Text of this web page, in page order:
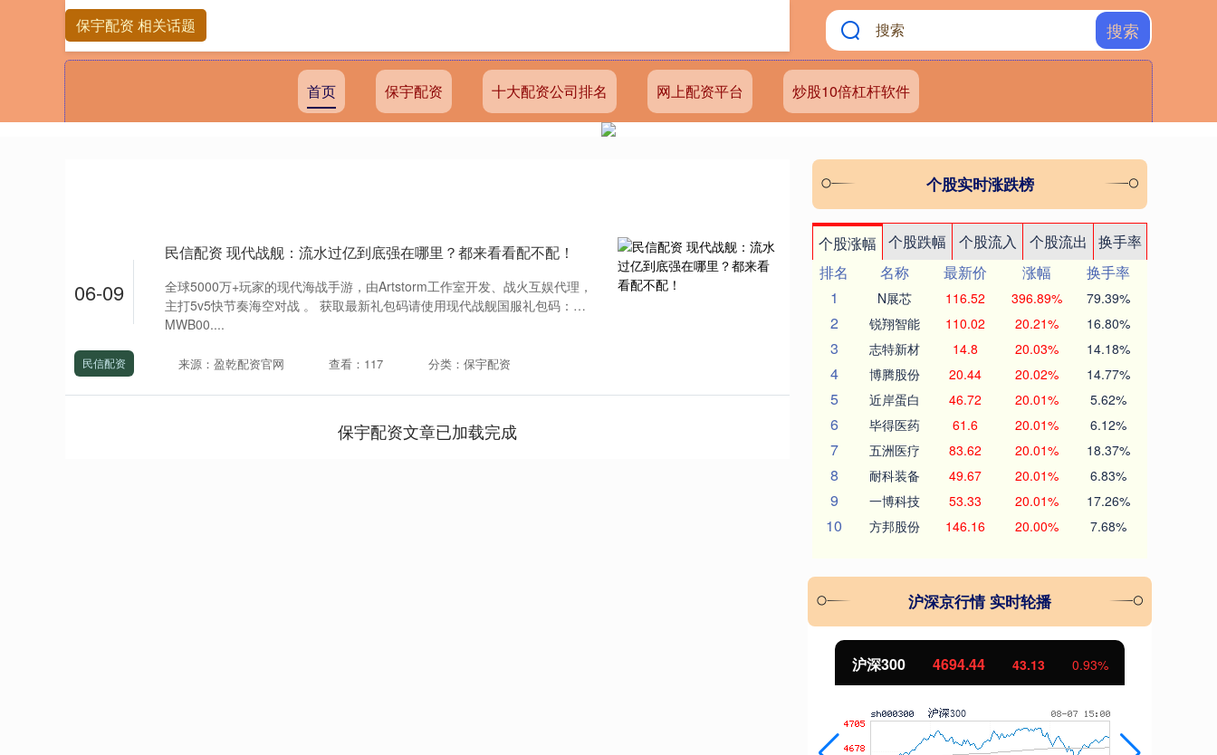
搜索
首页 保宇配资 十大配资公司排名 网上配资平台 炒股10倍杠杆软件
保宇配资 相关话题
06-09
民信配资 现代战舰：流水过亿到底强在哪里？都来看看配不配！
全球5000万+玩家的现代海战手游，由Artstorm工作室开发、战火互娱代理，
主打5v5快节奏海空对战 。 获取最新礼包码请使用现代战舰国服礼包码：
MWB00....
民信配资 来源：盈乾配资官网 查看：117 分类：保宇配资
保宇配资文章已加载完成
个股实时涨跌榜
个股涨幅 个股跌幅 个股流入 个股流出
换手率
排名
名称 最新价 涨幅
换手率
1
N展芯 116.52 396.89% 79.39%
2 锐翔智能 110.02 20.21% 16.80%
3 志特新材 14.8 20.03% 14.18%
4 博腾股份 20.44 20.02% 14.77%
5 近岸蛋白 46.72 20.01% 5.62%
6 毕得医药 61.6 20.01% 6.12%
7 五洲医疗 83.62 20.01% 18.37%
8 耐科装备 49.67 20.01% 6.83%
9 一博科技 53.33 20.01% 17.26%
10 方邦股份 146.16 20.00% 7.68%
沪深京行情 实时轮播
沪深300 4694.44 43.13 0.93%